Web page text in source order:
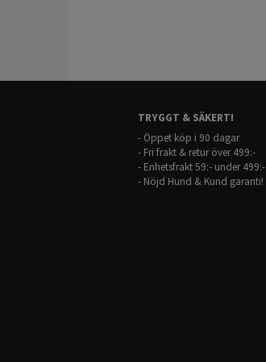
TRYGGT & SÄKERT!
- Öppet köp i 90 dagar
- Fri frakt & retur över 499:-
- Enhetsfrakt 59:- under 499:-
- Nöjd Hund & Kund garanti!